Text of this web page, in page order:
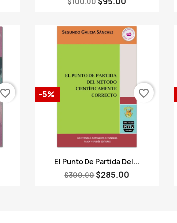
favorite_border
Vista rápida
El Punto De Partida Del...
$300.00$285.00
-5% favorite_border